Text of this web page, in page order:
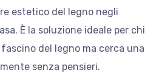
estetico del legno negli
. È la soluzione ideale per chi
del legno ma cerca una
senza pensieri.